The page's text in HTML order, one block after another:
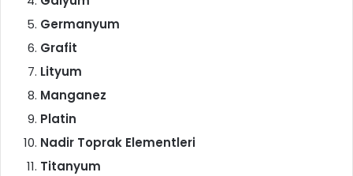
Germanyum
Grafit
Lityum
Manganez
Platin
Nadir Toprak Elementleri
Titanyum